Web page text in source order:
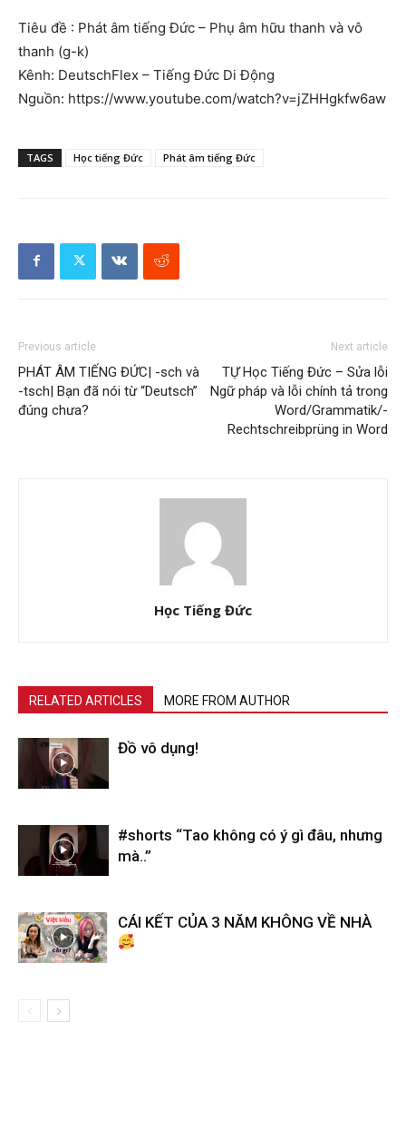
Tiêu đề : Phát âm tiếng Đức – Phụ âm hữu thanh và vô
thanh (g-k)
Kênh: DeutschFlex – Tiếng Đức Di Động
Nguồn: https://www.youtube.com/watch?v=jZHHgkfw6aw
TAGS Học tiếng Đức Phát âm tiếng Đức
Previous article
PHÁT ÂM TIẾNG ĐỨC| -sch và
-tsch| Bạn đã nói từ “Deutsch”
đúng chưa?
Next article
TỰ Học Tiếng Đức – Sửa lỗi
Ngữ pháp và lỗi chính tả trong
Word/Grammatik/-
Rechtschreibprüng in Word
Học Tiếng Đức
RELATED ARTICLES MORE FROM AUTHOR
Đồ vô dụng!
#shorts “Tao không có ý gì đâu, nhưng
mà..”
CÁI KẾT CỦA 3 NĂM KHÔNG VỀ NHÀ